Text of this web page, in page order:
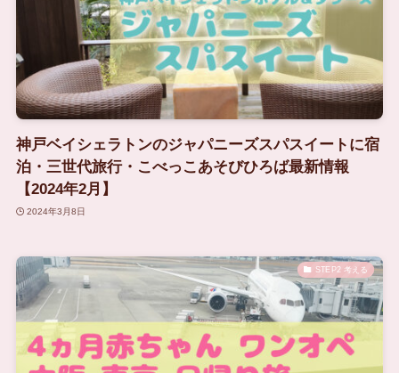
神戸ベイシェラトンのジャパニーズスパスイートに宿
泊・三世代旅行・こべっこあそびひろば最新情報
【2024年2月】
2024年3月8日
STEP2 考える